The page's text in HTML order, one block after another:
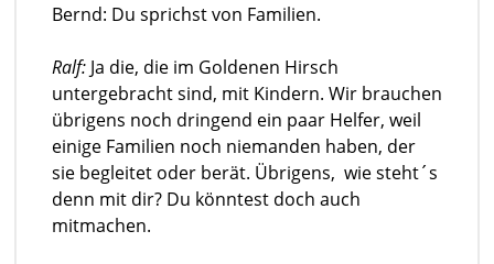
Bernd: Du sprichst von Familien.
Ralf:Ja die, die im Goldenen Hirsch
untergebracht sind, mit Kindern. Wir brauchen
übrigens noch dringend ein paar Helfer, weil
einige Familien noch niemanden haben, der
sie begleitet oder berät. Übrigens, wie steht´s
denn mit dir? Du könntest doch auch
mitmachen.